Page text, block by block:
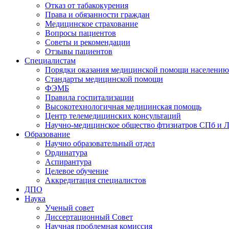
Отказ от табакокурения
Права и обязанности граждан
Медицинское страхование
Вопросы пациентов
Советы и рекомендации
Отзывы пациентов
Специалистам
Порядки оказания медицинской помощи населению
Стандарты медицинской помощи
ФЭМБ
Правила госпитализации
Высокотехнологичная медицинская помощь
Центр телемедицинских консультаций
Научно-медицинское общество фтизиатров СПб и
Образование
Научно образовательный отдел
Ординатура
Аспирантура
Целевое обучение
Аккредитация специалистов
ДПО
Наука
Ученый совет
Диссертационный Совет
Научная проблемная комиссия